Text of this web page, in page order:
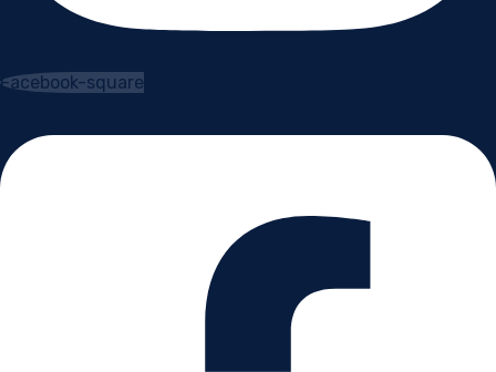
Facebook-square